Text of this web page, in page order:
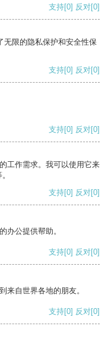
支持[0] 反对[0]
无限的隐私保护和安全性保
支持[0] 反对[0]
支持[0] 反对[0]
工作需求。我可以使用它来
支持[0] 反对[0]
办公提供帮助。
支持[0] 反对[0]
来自世界各地的朋友。
支持[0] 反对[0]